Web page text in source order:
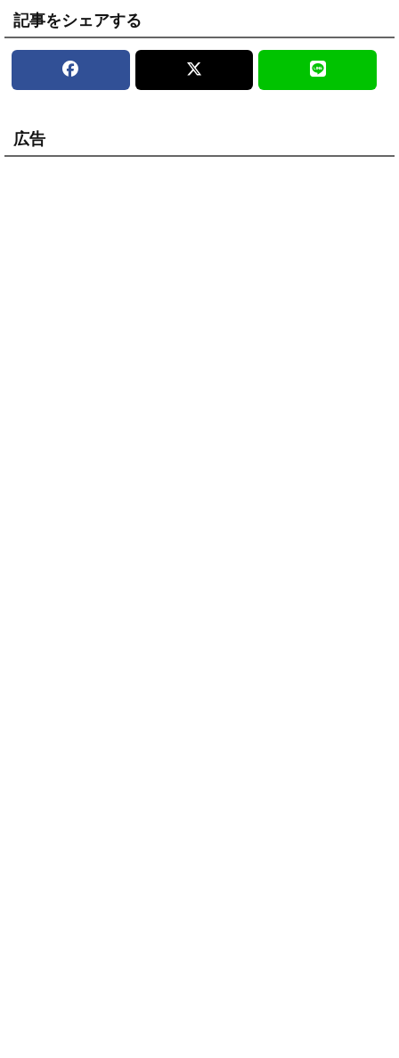
記事をシェアする
広告